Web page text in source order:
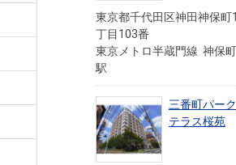
東京都千代田区神田神保町1
丁目103番
東京メトロ半蔵門線 神保町
駅
三番町パーク
テラス桜苑